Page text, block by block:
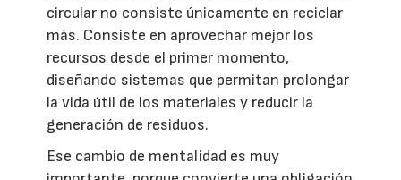
circular no consiste únicamente en reciclar
más. Consiste en aprovechar mejor los
recursos desde el primer momento,
diseñando sistemas que permitan prolongar
la vida útil de los materiales y reducir la
generación de residuos.
Ese cambio de mentalidad es muy